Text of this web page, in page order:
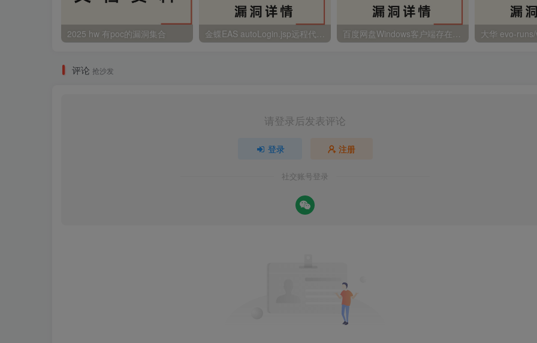
2025 hw 有poc的漏洞集合
评论 抢沙发
请登录后发表评论
登录 注册
社交账号登录